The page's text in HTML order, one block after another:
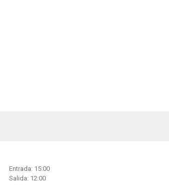
Entrada: 15:00
Salida: 12:00